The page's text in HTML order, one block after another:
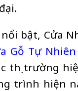
bật, Cửa
Gỗ Tự Nhiên
thị trường
trình hiện